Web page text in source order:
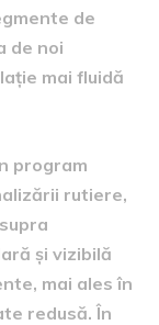
de
de noi
mai fluidă
program
rutiere,
și vizibilă
mai ales în
redusă. În